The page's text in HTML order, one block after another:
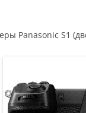
Panasonic S1